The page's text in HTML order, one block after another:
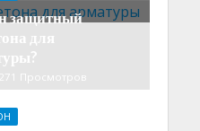
защитный
для
Просмотров